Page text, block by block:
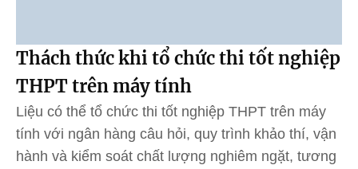
Thách thức khi tổ chức thi tốt nghiệp
THPT trên máy tính
Liệu có thể tổ chức thi tốt nghiệp THPT trên máy
tính với ngân hàng câu hỏi, quy trình khảo thí, vận
hành và kiểm soát chất lượng nghiêm ngặt, tương